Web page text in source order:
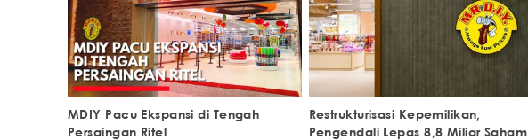
MDIY Pacu Ekspansi di Tengah
Persaingan Ritel
Restrukturisasi Kepemilikan,
Pengendali Lepas 8,8 Miliar Saham